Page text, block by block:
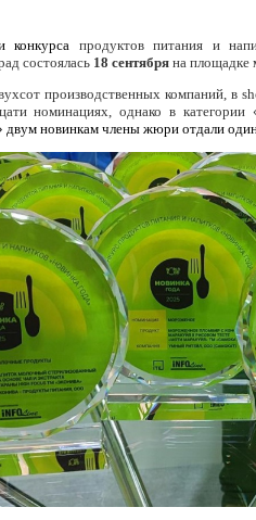
конкурса продуктов питания и
состоялась 18 сентября на площадке
производственных компаний, в
номинациях, однако в категории
двум новинкам члены жюри отдали